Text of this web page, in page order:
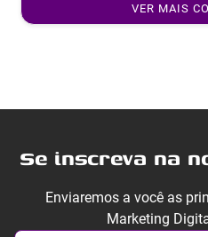
VER MAIS
Se inscreva na
Enviaremos a você as
Marketing